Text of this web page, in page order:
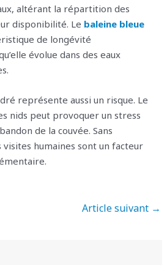
altérant la répartition des
disponibilité. Le baleine bleue
de longévité
évolue dans des eaux
représente aussi un risque. Le
nids peut provoquer un stress
de la couvée. Sans
humaines sont un facteur
Article suivant →